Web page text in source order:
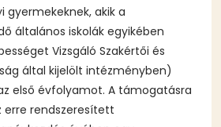
gyermekeknek, akik a
általános iskolák egyikében
Vizsgáló Szakértői és
által kijelölt intézményben)
első évfolyamot. A támogatásra
erre rendszeresített